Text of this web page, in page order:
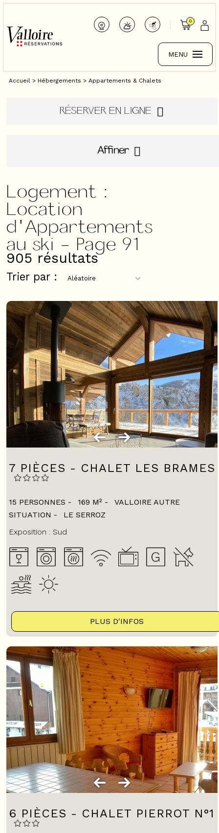
0
MENU
Accueil > Hébergements > Appartements & Chalets
RÉSERVER EN LIGNE
Affiner
Logement :
Location
d'Appartements
au ski - Page 91
905 résultats
Trier par :
7 PIÈCES - CHALET LES BRAMES
15 PERSONNES 169 M²
VALLOIRE AUTRE
SITUATION
LE SERROZ
Exposition : Sud
PLUS D'INFOS
6 PIÈCES - CHALET PIERROT N°1